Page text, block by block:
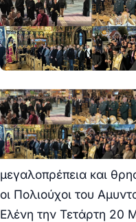
μεγαλοπρέπεια και
οι Πολιούχοι του
Ελένη την Τετάρτη 20